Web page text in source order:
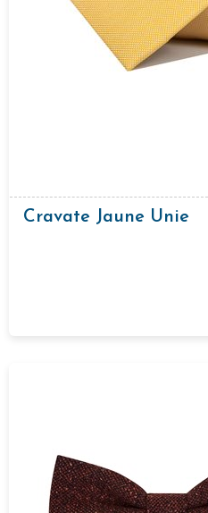
Cravate Jaune Unie